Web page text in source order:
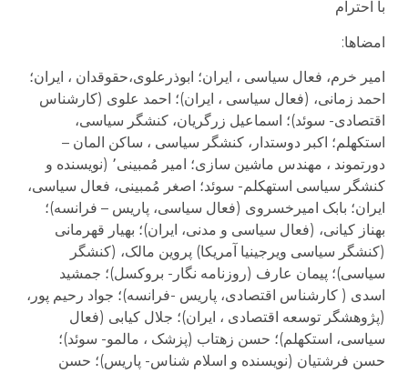
با احترام
امضاها:
امیر خرم، فعال سیاسی ، ایران؛ ابوذرعلوی،حقوقدان ، ایران؛
احمد زمانی، (فعال سیاسی ، ایران)؛ احمد علوی (کارشناس
اقتصادی- سوئد)؛ اسماعیل زرگریان، کنشگر سیاسی،
استکهلم؛ اکبر دوستدار، کنشگر سیاسی ، ساکن المان –
دورتموند ، مهندس ماشین سازی؛ امیر مُمبینی٬ (نویسنده و
کنشگر سیاسی استهکلم- سوئد؛ اصغر مُمبینی، فعال سیاسی،
ایران؛ بابک امیرخسروی (فعال سیاسی، پاریس – فرانسه)؛
بهناز کیانی، (فعال سیاسی و مدنی، ایران)؛ بهیار قهرمانی
(کنشگر سیاسی ویرجینیا آمریکا) پروین مالک، (کنشگر
سیاسی)؛ پیمان عارف (روزنامه نگار- بروکسل)؛ جمشید
اسدی ( کارشناس اقتصادی، پاریس -فرانسه)؛ جواد رحیم پور،
(پژوهشگر توسعه اقتصادی ، ایران)؛ جلال کیابی (فعال
سیاسی، استکهلم)؛ حسن زهتاب (پزشک ، مالمو- سوئد)؛
حسن فرشتیان (نویسنده و اسلام شناس- پاریس)؛ حسن